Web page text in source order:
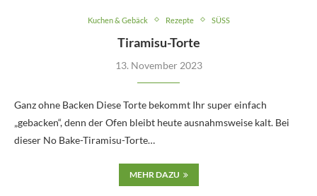
Kuchen & Gebäck Rezepte SÜSS
Tiramisu-Torte
13. November 2023
Ganz ohne Backen Diese Torte bekommt Ihr super einfach
„gebacken“, denn der Ofen bleibt heute ausnahmsweise kalt. Bei
dieser No Bake-Tiramisu-Torte…
MEHR DAZU